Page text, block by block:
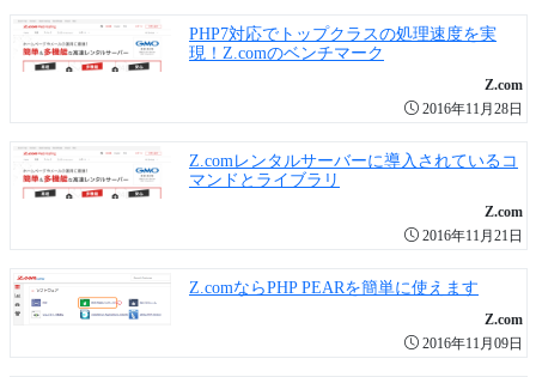
PHP7対応でトップクラスの処理速度を実
現！Z.comのベンチマーク
Z.com
2016年11月28日
Z.comレンタルサーバーに導入されているコ
マンドとライブラリ
Z.com
2016年11月21日
Z.comならPHP PEARを簡単に使えます
Z.com
2016年11月09日